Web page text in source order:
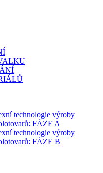
technologie výroby
FÁZE A
technologie výroby
FÁZE B